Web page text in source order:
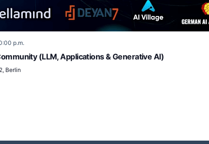
p.m.
(LLM, Applications & Generative AI)
Berlin